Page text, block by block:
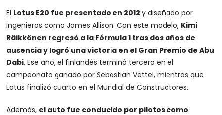
El Lotus E20 fue presentado en 2012y diseñado por
ingenieros como James Allison. Con este modelo, Kimi
Räikkönen regresó a la Fórmula 1 tras dos años de
ausencia y logró una victoria en el Gran Premio de Abu
Dabi. Ese año, el finlandés terminó tercero en el
campeonato ganado por Sebastian Vettel, mientras que
Lotus finalizó cuarto en el Mundial de Constructores.
Además, el auto fue conducido por pilotos como